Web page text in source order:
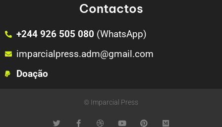
Contactos
+244 926 505 080 (WhatsApp)
imparcialpress.adm@gmail.com
Doação
© Imparcial Press